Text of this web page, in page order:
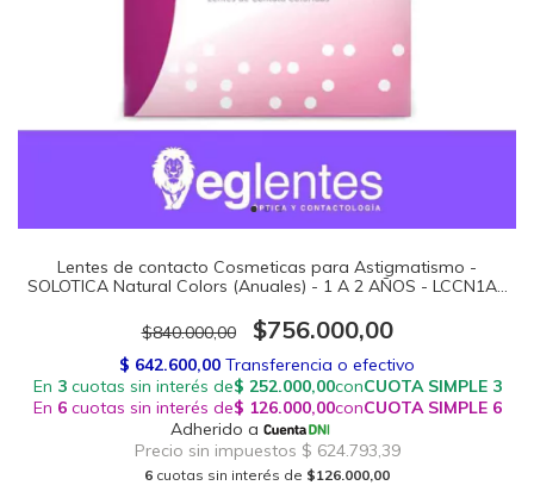
Lentes de contacto Cosmeticas para Astigmatismo -
SOLOTICA Natural Colors (Anuales) - 1 A 2 AÑOS - LCCN1A2
$840.000,00
$756.000,00
6 cuotas sin interés de $126.000,00